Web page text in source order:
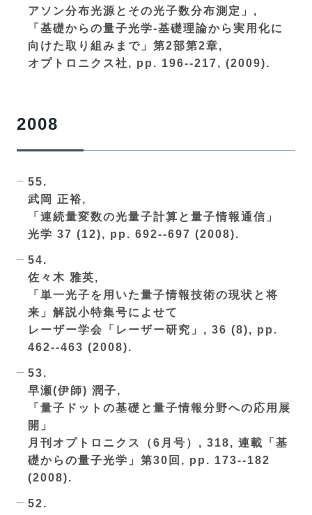
アソン分布光源とその光子数分布測定」,
「基礎からの量子光学-基礎理論から実用化に
向けた取り組みまで」第2部第2章,
オプトロニクス社, pp. 196--217, (2009).
2008
55.
武岡 正裕,
「連続量変数の光量子計算と量子情報通信」
光学 37 (12), pp. 692--697 (2008).
54.
佐々木 雅英,
「単一光子を用いた量子情報技術の現状と将
来」解説小特集号によせて
レーザー学会「レーザー研究」, 36 (8), pp.
462--463 (2008).
53.
早瀬(伊師) 潤子,
「量子ドットの基礎と量子情報分野への応用展
開」
月刊オプトロニクス（6月号）, 318, 連載「基
礎からの量子光学」第30回, pp. 173--182
(2008).
52.